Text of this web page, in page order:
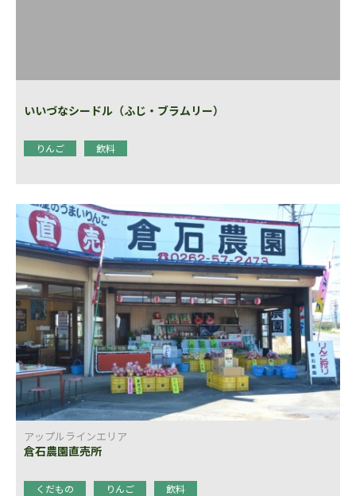
いいづなシードル（ふじ・ブラムリー）
りんご 飲料
アップルラインエリア
倉石農園直売所
くだもの りんご 飲料